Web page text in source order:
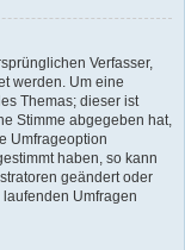
Verfasser,
werden. Um eine
Themas; dieser ist
Stimme abgegeben hat,
Umfrageoption
haben, so kann
geändert oder
Umfragen